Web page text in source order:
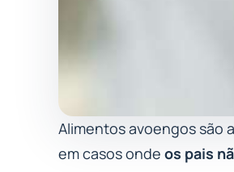
Alimentos avoengos são
em casos onde os pais